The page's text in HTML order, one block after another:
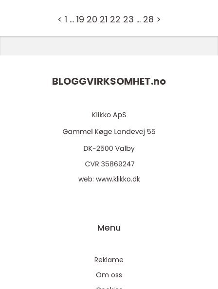
< 1 … 19 20 21 22 23 … 28 >
BLOGGVIRKSOMHET.no
web: www.klikko.dk
Menu
Reklame
Om oss